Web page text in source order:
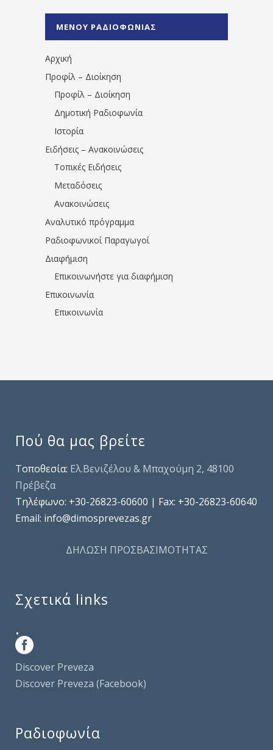
1531194763766854/" artist="" ]
ΜΕΝΟΥ ΡΑΔΙΟΦΩΝΙΑΣ
Αρχική
Προφίλ – Διοίκηση
Προφίλ – Διοίκηση
Δημοτική Ραδιοφωνία
Ιστορία
Ειδήσεις – Ανακοινώσεις
Τοπικές Ειδήσεις
Μεταδόσεις
Ανακοινώσεις
Αναλυτικό πρόγραμμα
Ραδιοφωνικοί Παραγωγοί
Διαφήμιση
Επικοινωνήστε για διαφήμιση
Επικοινωνία
Επικοινωνία
Πού θα μας βρείτε
Τοποθεσία: Ελ.Βενιζέλου & Μπαχούμη 2, 48100
Πρέβεζα
Τηλέφωνo: +30-26823-60600 | Fax: +30-26823-60640
Email: info@dimosprevezas.gr
ΔΗΛΩΣΗ ΠΡΟΣΒΑΣΙΜΟΤΗΤΑΣ
Σχετικά links
.
Discover Preveza
Discover Preveza (Facebook)
Ραδιοφωνία